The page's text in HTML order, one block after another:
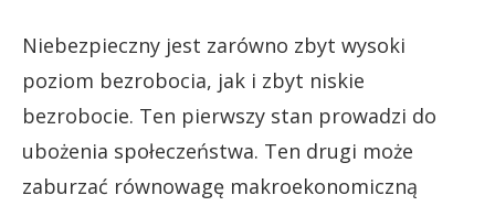
Niebezpieczny jest zarówno zbyt wysoki
poziom bezrobocia, jak i zbyt niskie
bezrobocie. Ten pierwszy stan prowadzi do
ubożenia społeczeństwa. Ten drugi może
zaburzać równowagę makroekonomiczną